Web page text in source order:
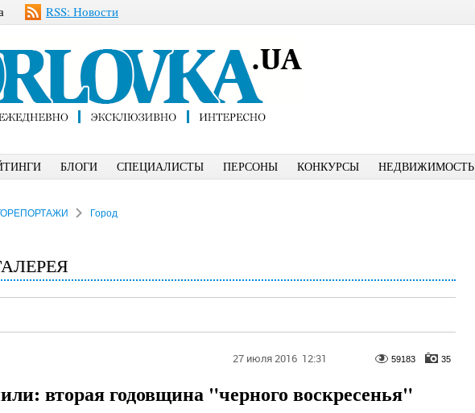
RSS: Новости
БЛОГИ СПЕЦИАЛИСТЫ ПЕРСОНЫ КОНКУРСЫ НЕДВИЖИМОСТЬ
Город
27 июля 2016 12:31 59183 35
вторая годовщина "черного воскресенья"